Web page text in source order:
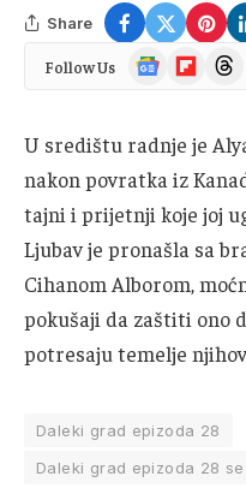
Share
Follow Us
Google
News
Flipboard
U središtu radnje je
nakon povratka iz
tajni i prijetnji koje joj
Ljubav je pronašla sa
Cihanom Alborom,
pokušaji da zaštiti ono
potresaju temelje
Daleki grad epizoda 28
Daleki grad epizoda 28